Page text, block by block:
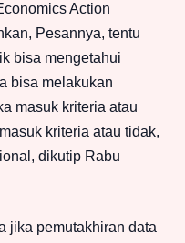
Action
Pesannya, tentu
bisa mengetahui
bisa melakukan
masuk kriteria atau
kriteria atau tidak,
dikutip Rabu
jika pemutakhiran data